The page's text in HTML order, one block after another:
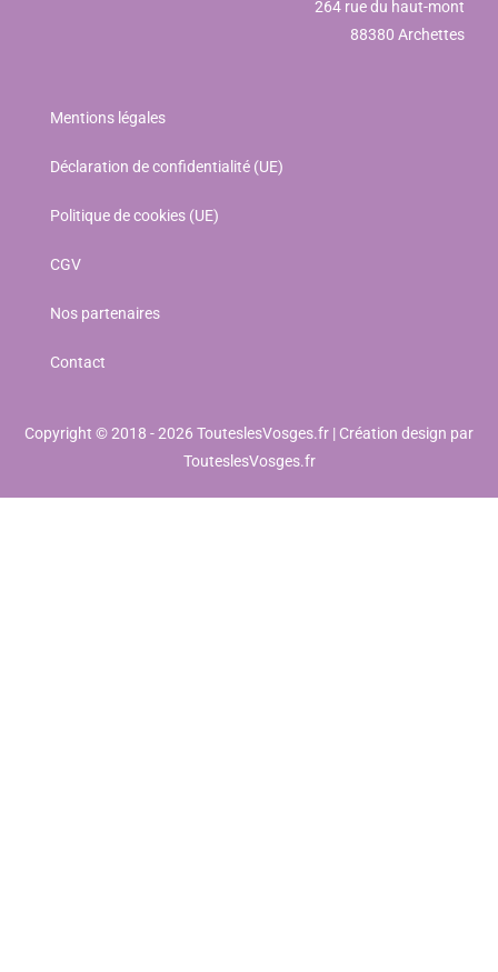
264 rue du haut-mont
88380 Archettes
Mentions légales
Déclaration de confidentialité (UE)
Politique de cookies (UE)
CGV
Nos partenaires
Contact
Copyright © 2018 - 2026 TouteslesVosges.fr | Création design par
TouteslesVosges.fr